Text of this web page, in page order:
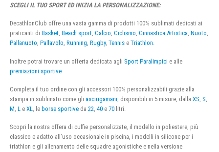
SCEGLI IL TUO SPORT ED INIZIA LA PERSONALIZZAZIONE:
DecathlonClub offre una vasta gamma di prodotti 100% sublimati dedicati ai
praticanti di Basket, Beach sport, Calcio, Ciclismo, Ginnastica Artistica, Nuoto,
Pallanuoto, Pallavolo, Running, Rugby, Tennis e Triathlon.
Inoltre potrai trovare un offerta dedicata agli Sport Paralimpici e alle
premiazioni sportive
Completa il tuo ordine con gli accessori 100% personalizzabili grazie alla
stampa in sublimato come gli asciugamani , disponibili in 5 misure, dalla XS S
M L e XL , le borse sportive da 22 40 e 70 litri.
Scopri la nostra offera di cuffie personalizzate, il modello in poliestere, più
classico e adatto all’uso occasionale in piscina, i modelli in silicone per i
triathlon e gli allenamento delle squadre agonistiche e nella versione